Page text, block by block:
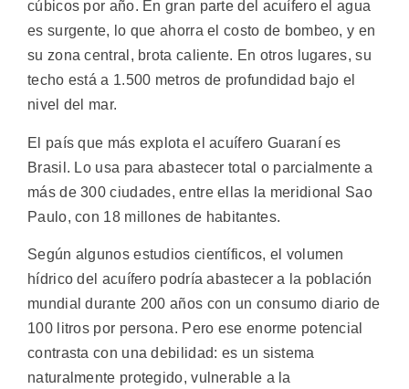
cúbicos por año. En gran parte del acuífero el agua
es surgente, lo que ahorra el costo de bombeo, y en
su zona central, brota caliente. En otros lugares, su
techo está a 1.500 metros de profundidad bajo el
nivel del mar.
El país que más explota el acuífero Guaraní es
Brasil. Lo usa para abastecer total o parcialmente a
más de 300 ciudades, entre ellas la meridional Sao
Paulo, con 18 millones de habitantes.
Según algunos estudios científicos, el volumen
hídrico del acuífero podría abastecer a la población
mundial durante 200 años con un consumo diario de
100 litros por persona. Pero ese enorme potencial
contrasta con una debilidad: es un sistema
naturalmente protegido, vulnerable a la